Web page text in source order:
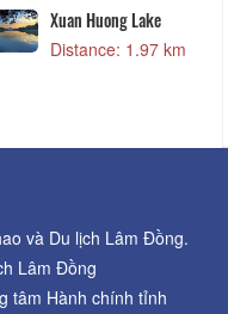
Xuan Huong Lake
Distance: 1.97 km
và Du lịch Lâm Đồng.
Lâm Đồng
tâm Hành chính tỉnh